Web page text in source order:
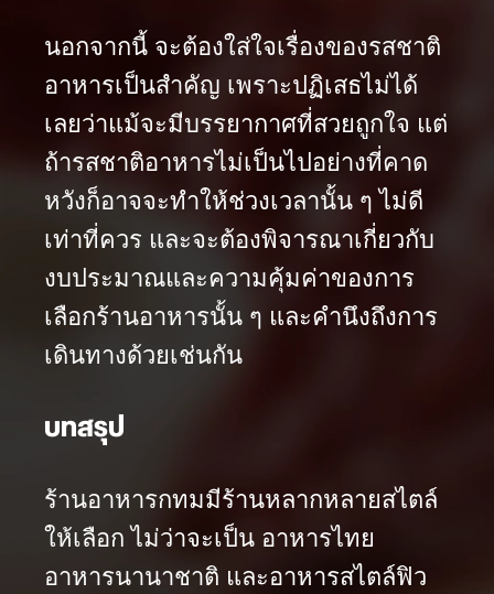
นอกจากนี้ จะต้องใส่ใจเรื่องของรสชาติ
อาหารเป็นสำคัญ เพราะปฏิเสธไม่ได้
เลยว่าแม้จะมีบรรยากาศที่สวยถูกใจ แต่
ถ้ารสชาติอาหารไม่เป็นไปอย่างที่คาด
หวังก็อาจจะทำให้ช่วงเวลานั้น ๆ ไม่ดี
เท่าที่ควร และจะต้องพิจารณาเกี่ยวกับ
งบประมาณและความคุ้มค่าของการ
เลือกร้านอาหารนั้น ๆ และคำนึงถึงการ
เดินทางด้วยเช่นกัน
บทสรุป
ร้านอาหารกทมมีร้านหลากหลายสไตล์
ให้เลือก ไม่ว่าจะเป็น อาหารไทย
อาหารนานาชาติ และอาหารสไตล์ฟิว